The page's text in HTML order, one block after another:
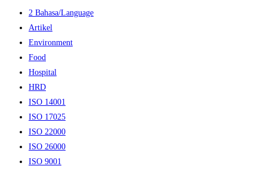
2 Bahasa/Language
Artikel
Environment
Food
Hospital
HRD
ISO 14001
ISO 17025
ISO 22000
ISO 26000
ISO 9001